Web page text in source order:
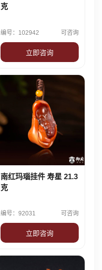
克
编号：102942 可咨询
立即咨询
南红玛瑙挂件 寿星 21.3
克
编号：92031 可咨询
立即咨询